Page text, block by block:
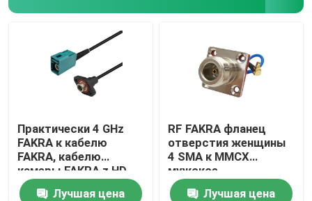
Практически 4 GHz
FAKRA к кабелю
FAKRA, кабелю
камеры FAKRA z HD
женскому
Лучшая цена
RF FAKRA фланец
отверстия женщины
4 SMA к MMCX
мужское
прямоугольному
Лучшая цена